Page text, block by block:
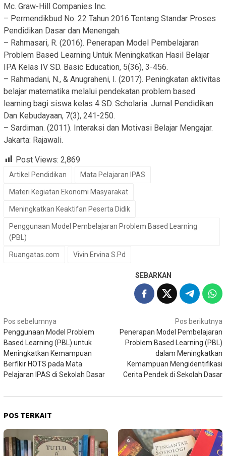
Mc. Graw-Hill Companies Inc.
– Permendikbud No. 22 Tahun 2016 Tentang Standar Proses
Pendidikan Dasar dan Menengah.
– Rahmasari, R. (2016). Penerapan Model Pembelajaran
Problem Based Learning Untuk Meningkatkan Hasil Belajar
IPA Kelas IV SD. Basic Education, 5(36), 3-456.
– Rahmadani, N., & Anugraheni, I. (2017). Peningkatan aktivitas
belajar matematika melalui pendekatan problem based
learning bagi siswa kelas 4 SD. Scholaria: Jurnal Pendidikan
Dan Kebudayaan, 7(3), 241-250.
– Sardiman. (2011). Interaksi dan Motivasi Belajar Mengajar.
Jakarta: Rajawali.
Post Views: 2,869
Artikel Pendidikan Mata Pelajaran IPAS
Materi Kegiatan Ekonomi Masyarakat
Meningkatkan Keaktifan Peserta Didik
Penggunaan Model Pembelajaran Problem Based Learning
(PBL)
Ruangatas.com Vivin Ervina S.Pd
SEBARKAN
Navigasi
pos
Pos sebelumnya
Penggunaan Model Problem
Based Learning (PBL) untuk
Meningkatkan Kemampuan
Berfikir HOTS pada Mata
Pelajaran IPAS di Sekolah Dasar
Pos berikutnya
Penerapan Model Pembelajaran
Problem Based Learning (PBL)
dalam Meningkatkan
Kemampuan Mengidentifikasi
Cerita Pendek di Sekolah Dasar
POS TERKAIT